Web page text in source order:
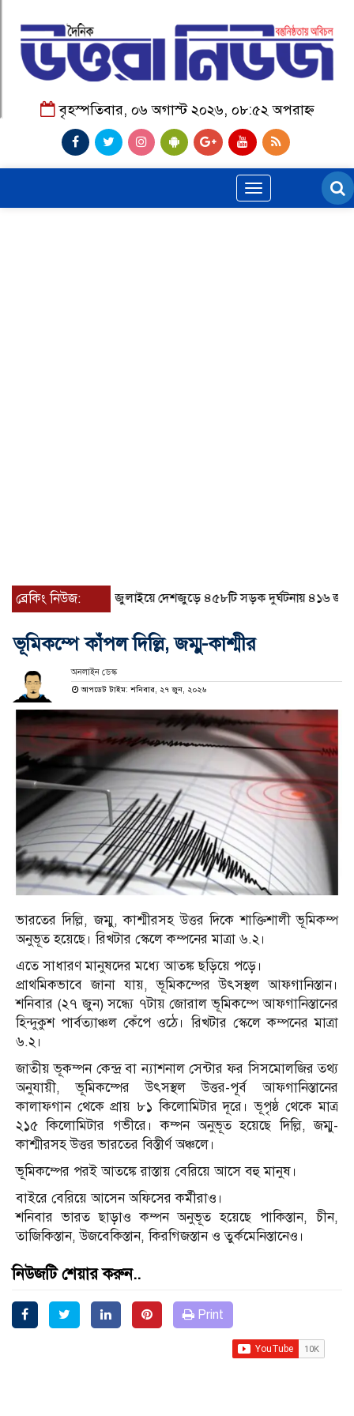
বৃহস্পতিবার, ০৬ অগাস্ট ২০২৬, ০৮:৫২ অপরাহ্ন
Toggle
navigation
ব্রেকিং নিউজ: জুলাইয়ে দেশজুড়ে ৪৫৮টি সড়ক দুর্ঘটনায় ৪১৬ জন নিহত
ভূমিকম্পে কাঁপল দিল্লি, জম্মু-কাশ্মীর
অনলাইন ডেস্ক
আপডেট টাইম: শনিবার, ২৭ জুন, ২০২৬
ভারতের দিল্লি, জম্মু, কাশ্মীরসহ উত্তর দিকে শাক্তিশালী ভূমিকম্প
অনুভূত হয়েছে। রিখটার স্কেলে কম্পনের মাত্রা ৬.২।
এতে সাধারণ মানুষদের মধ্যে আতঙ্ক ছড়িয়ে পড়ে।
প্রাথমিকভাবে জানা যায়, ভূমিকম্পের উৎসস্থল আফগানিস্তান।
শনিবার (২৭ জুন) সন্ধ্যে ৭টায় জোরাল ভূমিকম্পে আফগানিস্তানের
হিন্দুকুশ পার্বত্যাঞ্চল কেঁপে ওঠে। রিখটার স্কেলে কম্পনের মাত্রা
৬.২।
জাতীয় ভূকম্পন কেন্দ্র বা ন্যাশনাল সেন্টার ফর সিসমোলজির তথ্য
অনুযায়ী, ভূমিকম্পের উৎসস্থল উত্তর-পূর্ব আফগানিস্তানের
কালাফগান থেকে প্রায় ৮১ কিলোমিটার দূরে। ভূপৃষ্ঠ থেকে মাত্র
২১৫ কিলোমিটার গভীরে। কম্পন অনুভূত হয়েছে দিল্লি, জম্মু-
কাশ্মীরসহ উত্তর ভারতের বিস্তীর্ণ অঞ্চলে।
ভূমিকম্পের পরই আতঙ্কে রাস্তায় বেরিয়ে আসে বহু মানুষ।
বাইরে বেরিয়ে আসেন অফিসের কর্মীরাও।
শনিবার ভারত ছাড়াও কম্পন অনুভূত হয়েছে পাকিস্তান, চীন,
তাজিকিস্তান, উজবেকিস্তান, কিরগিজস্তান ও তুর্কমেনিস্তানেও।
নিউজটি শেয়ার করুন..
Print